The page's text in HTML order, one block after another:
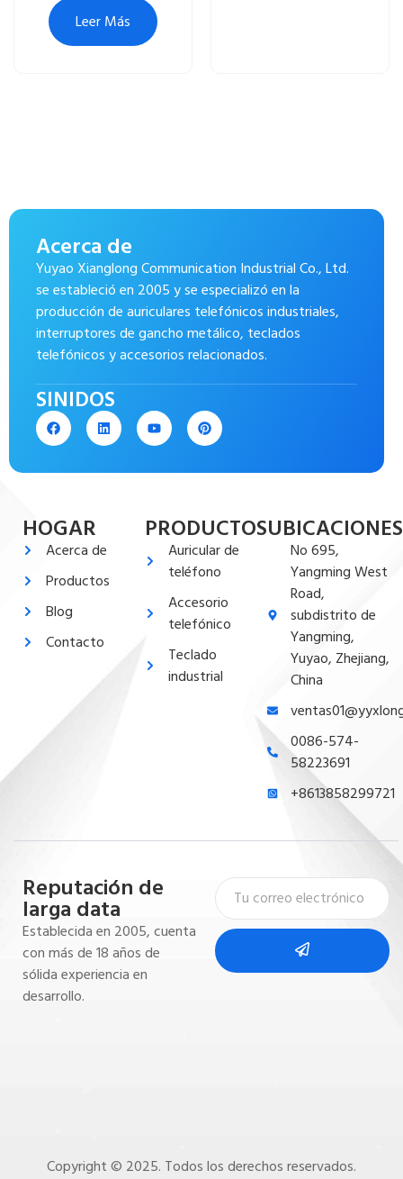
Leer Más
Acerca de
Yuyao Xianglong Communication Industrial Co., Ltd.
se estableció en 2005 y se especializó en la
producción de auriculares telefónicos industriales,
interruptores de gancho metálico, teclados
telefónicos y accesorios relacionados.
SINIDOS
HOGAR
Acerca de
Productos
Blog
Contacto
PRODUCTOS
Auricular de
teléfono
Accesorio
telefónico
Teclado
industrial
UBICACIONES
No 695,
Yangming West
Road,
subdistrito de
Yangming,
Yuyao, Zhejiang,
China
0086-574-
58223691
+8613858299721
Reputación de
larga data
Establecida en 2005, cuenta
con más de 18 años de
sólida experiencia en
desarrollo.
Copyright © 2025. Todos los derechos reservados.